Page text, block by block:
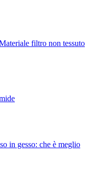
filtro non tessuto
in gesso: che è meglio